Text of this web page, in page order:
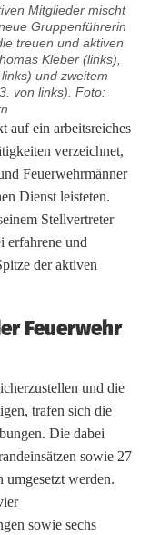
Mitglieder mischt
Gruppenführerin
treuen und aktiven
Kleber (links),
und zweitem
von links). Foto:
auf ein arbeitsreiches
verzeichnet,
Feuerwehrmänner
Dienst leisteten.
Stellvertreter
erfahrene und
der aktiven
Feuerwehr
und die
trafen sich die
Die dabei
sowie 27
werden.
sowie sechs